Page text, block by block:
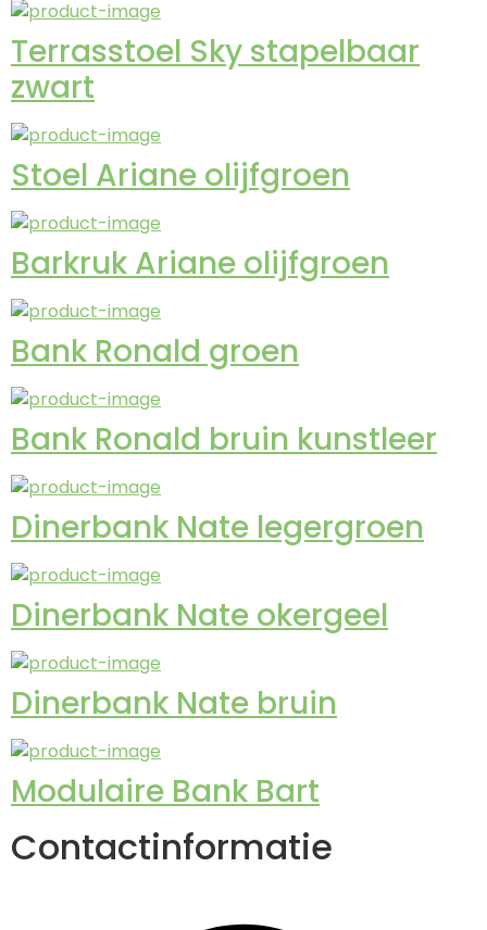
Terrasstoel Sky stapelbaar
zwart
Stoel Ariane olijfgroen
Barkruk Ariane olijfgroen
Bank Ronald groen
Bank Ronald bruin kunstleer
Dinerbank Nate legergroen
Dinerbank Nate okergeel
Dinerbank Nate bruin
Modulaire Bank Bart
Contactinformatie